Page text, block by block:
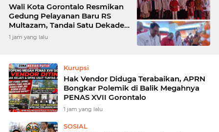
Wali Kota Gorontalo Resmikan
Gedung Pelayanan Baru RS
Multazam, Tandai Satu Dekade
Pengabdian di Bidang
1 jam yang lalu
Kurupsi
Hak Vendor Diduga Terabaikan, APRN
Bongkar Polemik di Balik Megahnya
PENAS XVII Gorontalo
1 jam yang lalu
SOSIAL